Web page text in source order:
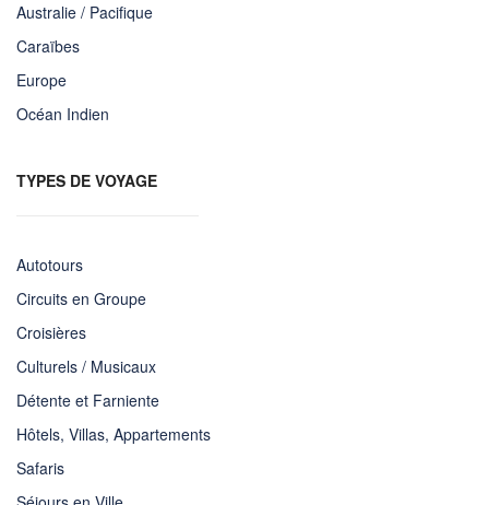
Australie / Pacifique
Caraïbes
Europe
Océan Indien
TYPES DE VOYAGE
Autotours
Circuits en Groupe
Croisières
Culturels / Musicaux
Détente et Farniente
Hôtels, Villas, Appartements
Safaris